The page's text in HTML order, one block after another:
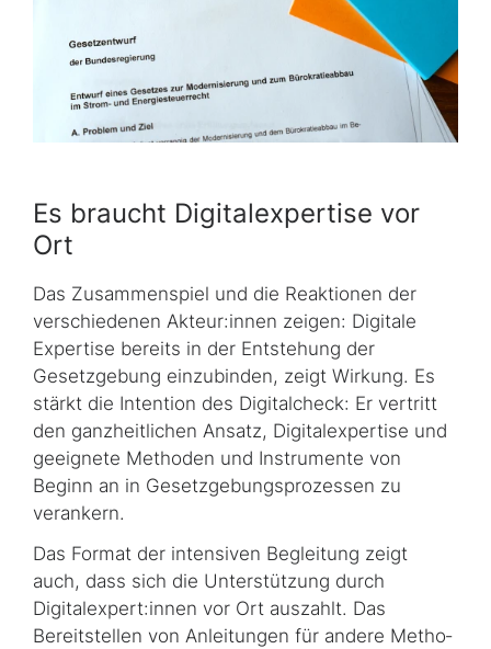
Es braucht Digitalexpertise vor
Ort
Das Zusammenspiel und die Reaktionen der
verschiedenen Akteur:innen zeigen: Digitale
Expertise bereits in der Entstehung der
Gesetzgebung einzubinden, zeigt Wirkung. Es
stärkt die Intention des Digitalcheck: Er vertritt
den ganzheitlichen Ansatz, Digital­ex­per­tise und
geeignete Methoden und Instrumente von
Beginn an in Gesetzgebungs­pro­zes­sen zu
verankern.
Das Format der intensiven Begleitung zeigt
auch, dass sich die Unterstützung durch
Digitalexpert:innen vor Ort auszahlt. Das
Bereitstellen von Anleitungen für andere Metho­